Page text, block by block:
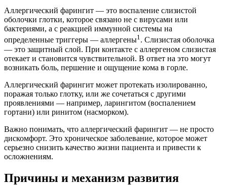
Аллергический фарингит — это воспаление слизистой
оболочки глотки, которое связано не с вирусами или
бактериями, а с реакцией иммунной системы на
определенные триггеры — аллергены1. Слизистая оболочка
— это защитный слой. При контакте с аллергеном слизистая
отекает и становится чувствительной. В ответ на это могут
возникать боль, першение и ощущение кома в горле.
Аллергический фарингит может протекать изолированно,
поражая только глотку, или же сочетаться с другими
проявлениями — например, ларингитом (воспалением
гортани) или ринитом (насморком).
Важно понимать, что аллергический фарингит — не просто
дискомфорт. Это хроническое заболевание, которое может
серьезно снизить качество жизни пациента и привести к
осложнениям.
Причины и механизм развития